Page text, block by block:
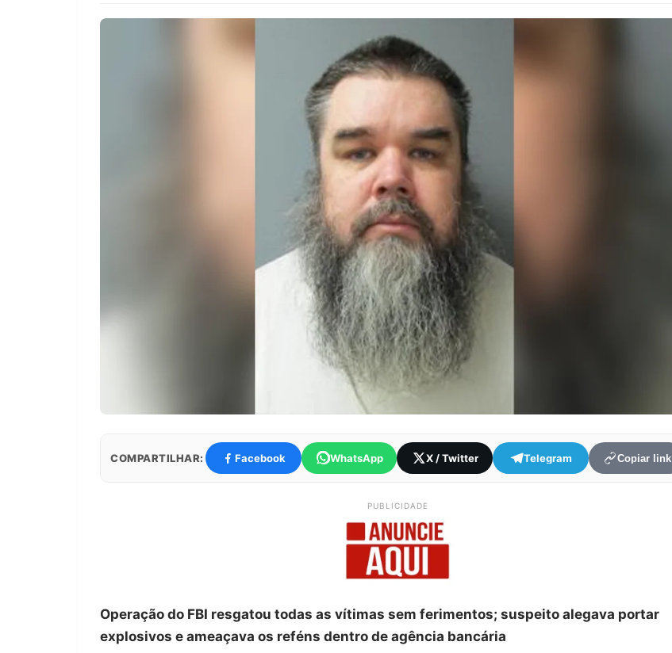
COMPARTILHAR: Facebook WhatsApp X / Twitter Telegram Copiar link
PUBLICIDADE
Operação do FBI resgatou todas as vítimas sem ferimentos; suspeito alegava portar
explosivos e ameaçava os reféns dentro de agência bancária